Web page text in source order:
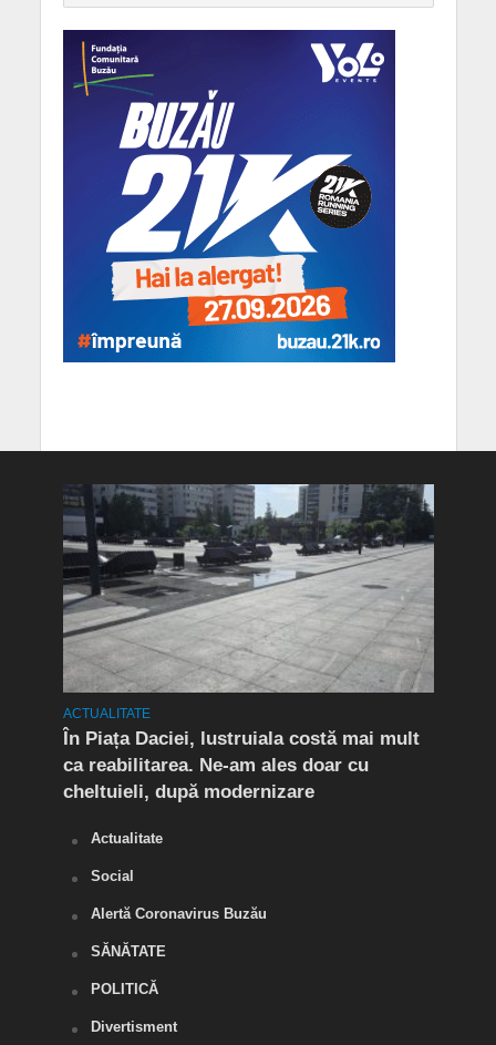
ACTUALITATE
În Piața Daciei, lustruiala costă mai mult
ca reabilitarea. Ne-am ales doar cu
cheltuieli, după modernizare
Actualitate
Social
Alertă Coronavirus Buzău
SĂNĂTATE
POLITICĂ
Divertisment